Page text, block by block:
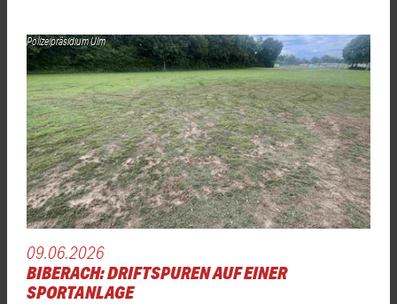
Polizeipräsidium Ulm
09.06.2026
BIBERACH: DRIFTSPUREN AUF EINER
SPORTANLAGE